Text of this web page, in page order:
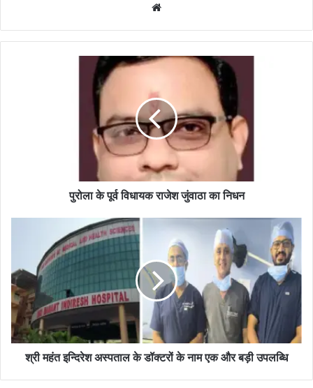
पुरोला के पूर्व विधायक राजेश जुंवाठा का निधन
श्री महंत इन्दिरेश अस्पताल के डॉक्टरों के नाम एक और बड़ी उपलब्धि